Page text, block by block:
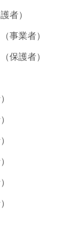
者）
事業者）
保護者）